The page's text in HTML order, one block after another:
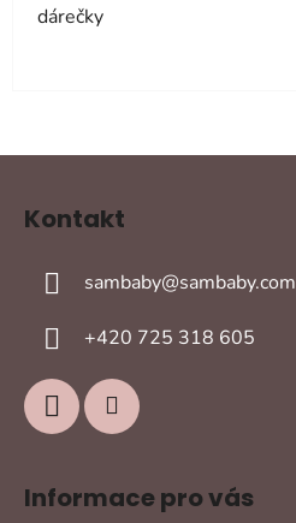
dárečky
Kontakt
sambaby@sambaby.com
+420 725 318 605
Informace pro vás